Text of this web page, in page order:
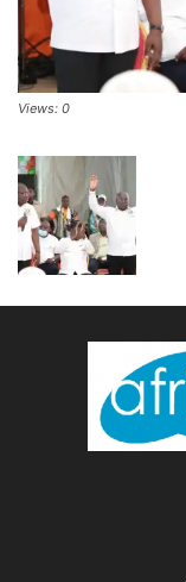
Views: 0